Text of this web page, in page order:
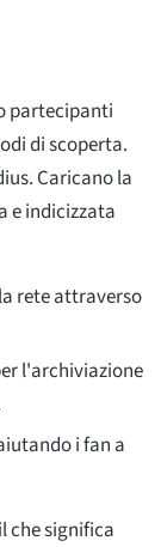
partecipanti
di scoperta.
Caricano la
e indicizzata
rete attraverso
l'archiviazione
i fan a
che significa